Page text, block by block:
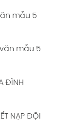
mẫu 5
văn mẫu 5
ĐÌNH
NẠP ĐỘI